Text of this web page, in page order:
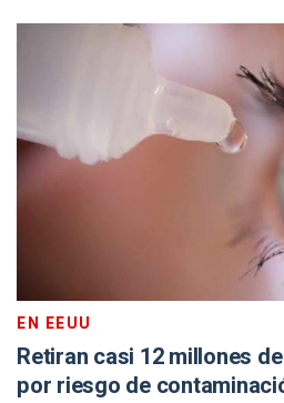
EN EEUU
Retiran casi 12 millones
por riesgo de